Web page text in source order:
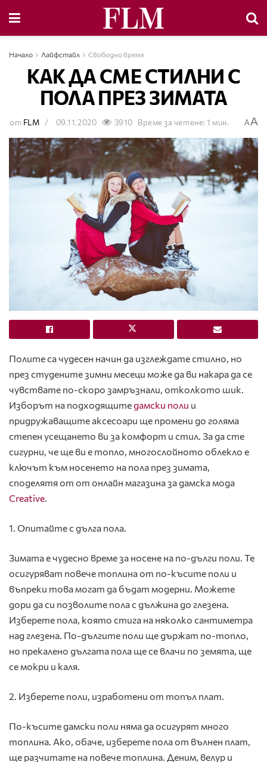
Начало Лайфстайл Свободно време
КАК ДА СМЕ СТИЛНИ С
ПОЛА ПРЕЗ ЗИМАТА
от FLM 09.11.2020 3910 Време за четене: 1 мин. AA
Полите са чудесен начин да изглеждате стилно, но
през студените зимни месеци може да ви накара да се
чувствате по-скоро замръзнали, отколкото шик.
Изборът на подходящитедамски поли и
придружаващите аксесоари ще промени до голяма
степен усещането ви за комфорт и стил. За да сте
сигурни, че ще ви е топло, многослойното облекло е
ключът към носенето на пола през зимата,
споделятя от от онлайн магазина за дамска мода
Creative.
1. Опитайте с дълга пола.
Зимата е чудесно време за носене на по-дълги поли. Те
осигуряват повече топлина от по-късите поли и
въпреки това могат да бъдат модерни. Можете
дори да си позволите пола с дължина до глезена.
Изберете пола, която стига на няколко сантиметра
над глезена. По-дългите поли ще държат по-топло,
но прекалено дългата пола ще се влачи по земята, ще
се мокри и каля.
2. Изберете поли, изработени от топъл плат.
По-късите дамски поли няма да осигурят много
топлина. Ако, обаче, изберете пола от вълнен плат,
ще разчитате на повече топлина. Деним, велур и